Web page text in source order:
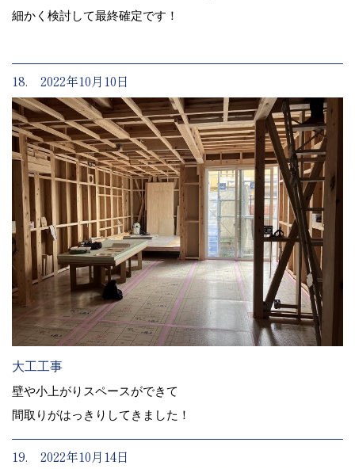
細かく検討して最終確定です！
18. 2022年10月10日
大工工事
壁や小上がりスペースができて
間取りがはっきりしてきました！
19. 2022年10月14日